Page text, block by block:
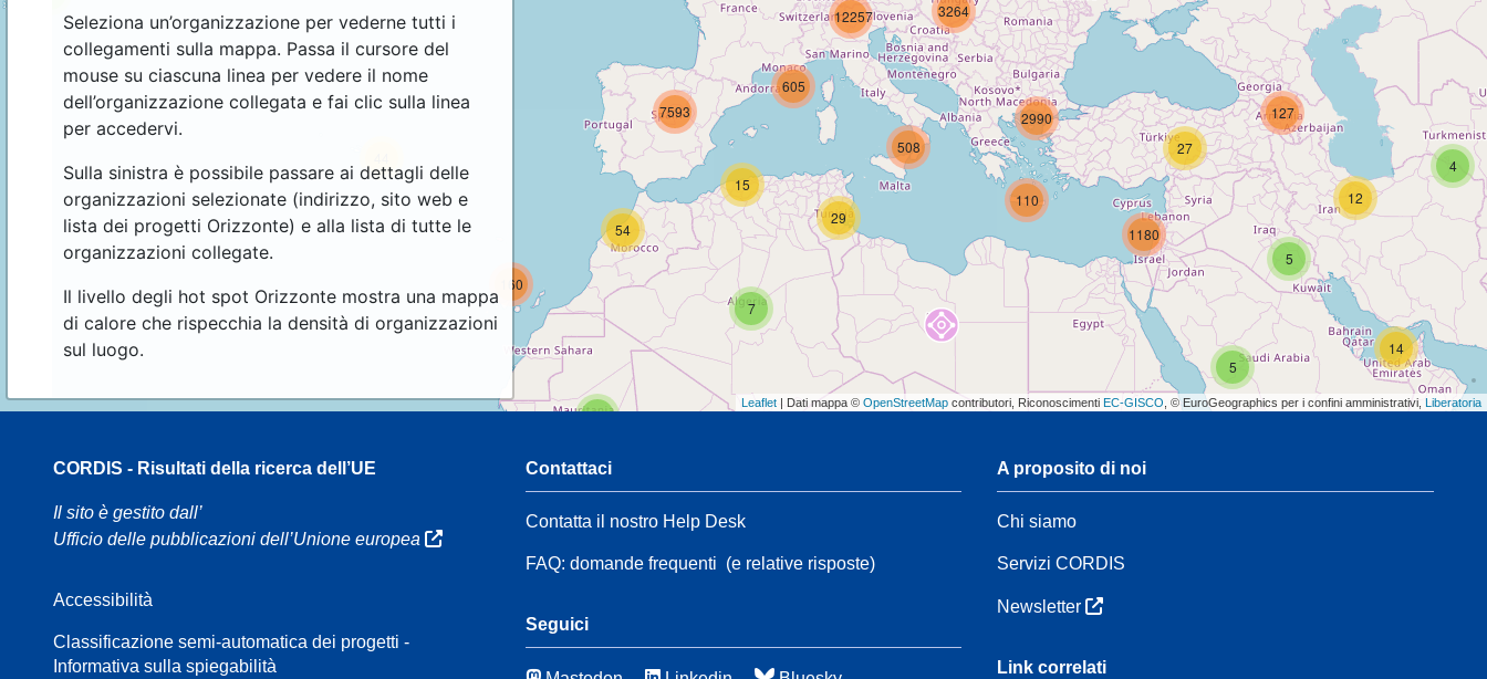
Seleziona un’organizzazione per vederne tutti i
collegamenti sulla mappa. Passa il cursore del
mouse su ciascuna linea per vedere il nome
dell’organizzazione collegata e fai clic sulla linea
per accedervi.
Sulla sinistra è possibile passare ai dettagli delle
organizzazioni selezionate (indirizzo, sito web e
lista dei progetti Orizzonte) e alla lista di tutte le
organizzazioni collegate.
Il livello degli hot spot Orizzonte mostra una mappa
di calore che rispecchia la densità di organizzazioni
sul luogo.
5
14
4
12
125
6
2
160
7
29
5
127
110
27
508
1180
2990
3264
15
54
605
7593
12257
Leaflet | Dati mappa © OpenStreetMap contributori, Riconoscimenti EC-GISCO , © EuroGeographics per i confini amministrativi, Liberatoria
CORDIS - Risultati della ricerca dell’UE
Il sito è gestito dall’
Ufficio delle pubblicazioni dell’Unione europea
Accessibilità
Classificazione semi-automatica dei progetti -
Informativa sulla spiegabilità
Contattaci
Contatta il nostro Help Desk
FAQ: domande frequenti (e relative risposte)
Seguici
A proposito di noi
Chi siamo
Servizi CORDIS
Newsletter
Link correlati